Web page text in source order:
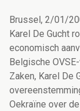
Brussel, 2/01/
Karel De Gucht
economisch
Belgische
Zaken, Karel De
Oekraïne over